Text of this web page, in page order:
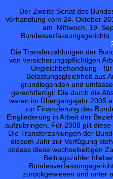
Der Zweite Senat des
Verhandlung vom 24. Oktober
am Mittwoch, 19.
Die Transferzahlungen der
von versicherungspflichtigen
Ungleichbehandlung -
Belastungsgleichheit aus
grundlegenden und
gerechtfertigt: Die durch die
waren im Übergangsjahr 2005
zur Finanzierung des
Eingliederung in Arbeit der
aufzubringen. Für 2008 gilt
Die Transferzahlungen der
diesem Jahr zur Verfügung
sodass diese wechselseitigen
Beitragszahler
zurückgewiesen und unter